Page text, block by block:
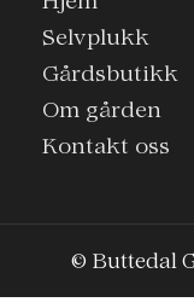
Selvplukk
Gårdsbutikk
Om gården
Kontakt oss
© Buttedal